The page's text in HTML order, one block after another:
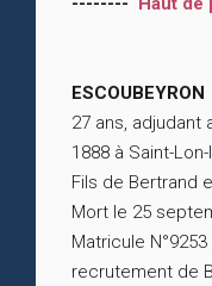
27 ans, adjudant
1888 à Saint-
Fils de Bertrand
Mort le 25
Matricule
recrutement de